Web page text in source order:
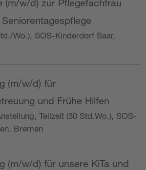
(m/w/d) zur Pflegefachfrau
Wo.), SOS-Kinderdorf Saar,
(m/w/d) für
und Frühe Hilfen
Teilzeit (30 Std.Wo.), SOS-
Bremen
(m/w/d) für unsere KiTa und